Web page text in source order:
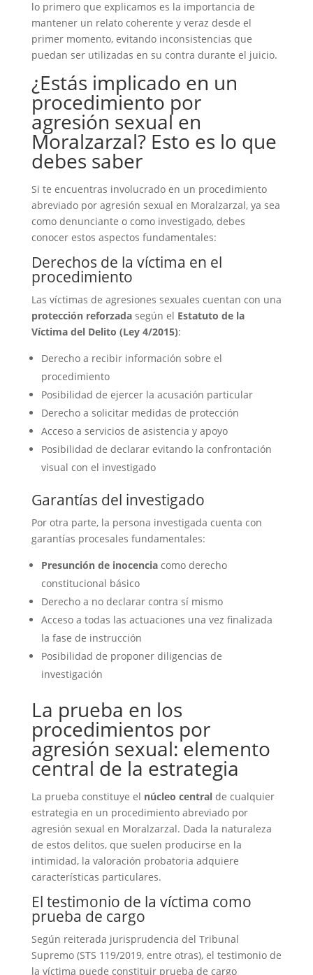
lo primero que explicamos es la importancia de
mantener un relato coherente y veraz desde el
primer momento, evitando inconsistencias que
puedan ser utilizadas en su contra durante el juicio.
¿Estás implicado en un
procedimiento por
agresión sexual en
Moralzarzal? Esto es lo que
debes saber
Si te encuentras involucrado en un procedimiento
abreviado por agresión sexual en Moralzarzal, ya sea
como denunciante o como investigado, debes
conocer estos aspectos fundamentales:
Derechos de la víctima en el
procedimiento
Las víctimas de agresiones sexuales cuentan con una
protección reforzadasegún el Estatuto de la
Víctima del Delito (Ley 4/2015):
Derecho a recibir información sobre el
procedimiento
Posibilidad de ejercer la acusación particular
Derecho a solicitar medidas de protección
Acceso a servicios de asistencia y apoyo
Posibilidad de declarar evitando la confrontación
visual con el investigado
Garantías del investigado
Por otra parte, la persona investigada cuenta con
garantías procesales fundamentales:
Presunción de inocenciacomo derecho
constitucional básico
Derecho a no declarar contra sí mismo
Acceso a todas las actuaciones una vez finalizada
la fase de instrucción
Posibilidad de proponer diligencias de
investigación
La prueba en los
procedimientos por
agresión sexual: elemento
central de la estrategia
La prueba constituye el núcleo centralde cualquier
estrategia en un procedimiento abreviado por
agresión sexual en Moralzarzal. Dada la naturaleza
de estos delitos, que suelen producirse en la
intimidad, la valoración probatoria adquiere
características particulares.
El testimonio de la víctima como
prueba de cargo
Según reiterada jurisprudencia del Tribunal
Supremo (STS 119/2019, entre otras), el testimonio de
la víctima puede constituir prueba de cargo